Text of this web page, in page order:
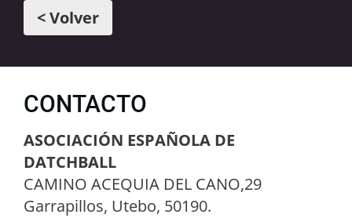
< Volver
CONTACTO
ASOCIACIÓN ESPAÑOLA DE
DATCHBALL
CAMINO ACEQUIA DEL CANO,29
Garrapillos, Utebo, 50190.